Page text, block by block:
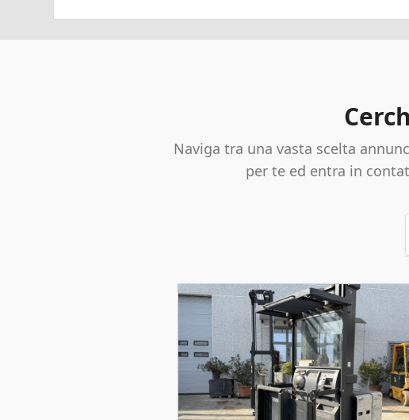
Naviga tra una vasta scelta
per te ed entra in